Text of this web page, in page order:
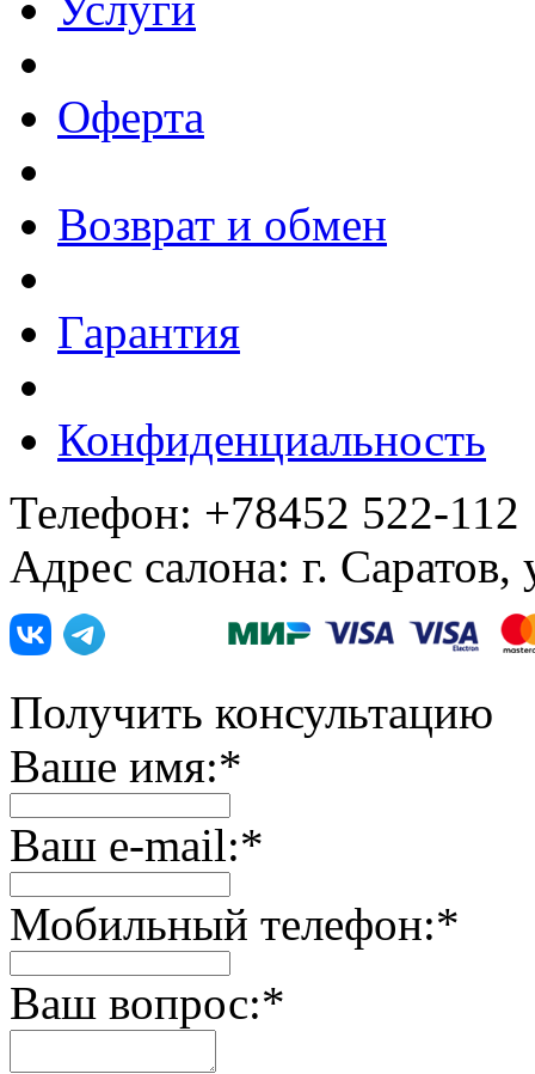
Оферта
Возврат и обмен
Гарантия
Конфиденциальность
Телефон: +78452 522-112
Адрес салона: г. Саратов,
Получить консультацию
Ваше имя:*
Ваш e-mail:*
Мобильный телефон:*
Ваш вопрос:*